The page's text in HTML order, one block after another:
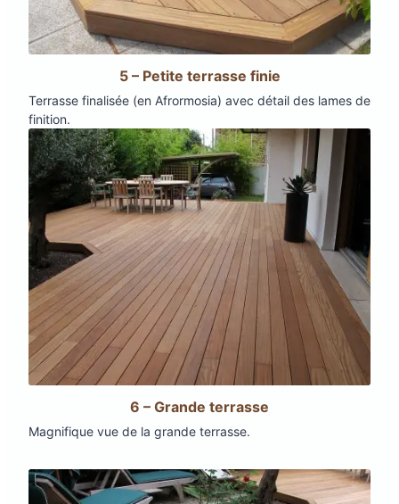
5 – Petite terrasse finie
Terrasse finalisée (en Afrormosia) avec détail des lames de
finition.
6 – Grande terrasse
Magnifique vue de la grande terrasse.